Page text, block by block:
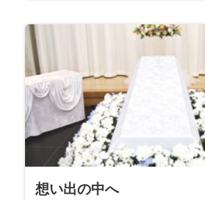
れていたそうです。 この度は8年
のお見送りをお手伝いさせていた
ご依頼をいただきました。
想い出の中へ